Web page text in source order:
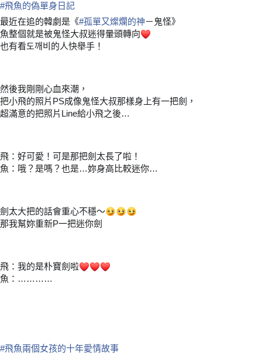
#飛魚的偽單身日記
最近在追的韓劇是《#孤單又燦爛的神－鬼怪》
魚整個就是被鬼怪大叔迷得暈頭轉向❤
也有看도깨비的人快舉手！
然後我剛剛心血來潮，
把小飛的照片PS成像鬼怪大叔那樣身上有一把劍，
超滿意的把照片Line給小飛之後…
飛：好可愛！可是那把劍太長了啦！
魚：哦？是嗎？也是…妳身高比較迷你…
劍太大把的話會重心不穩～😏😏😏
那我幫妳重新P一把迷你劍
飛：我的是朴寶劍啦❤ ❤ ❤
魚：…………
#飛魚兩個女孩的十年愛情故事